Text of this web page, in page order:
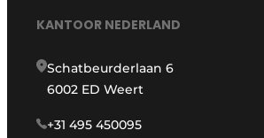
KANTOOR NEDERLAND
Schatbeurderlaan 6
6002 ED Weert
+31 495 450095